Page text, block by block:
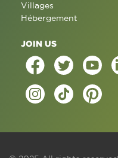
Villages
Hébergement
JOIN US